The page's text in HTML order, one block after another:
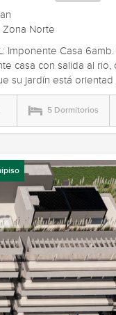
Zona Norte
Imponente Casa
casa con salida al rio,
su jardín está orientad
5 Dormitorios